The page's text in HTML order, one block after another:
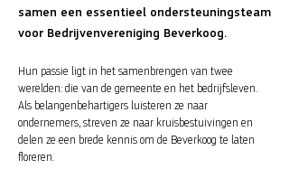
samen een essentieel ondersteuningsteam
voor Bedrijvenvereniging Beverkoog.
Hun passie ligt in het samenbrengen van twee
werelden: die van de gemeente en het bedrijfsleven.
Als belangenbehartigers luisteren ze naar
ondernemers, streven ze naar kruisbestuivingen en
delen ze een brede kennis om de Beverkoog te laten
floreren.